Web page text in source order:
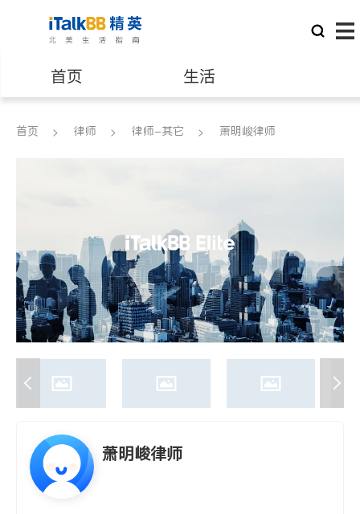
首页 生活
医生 律师
养老 非盈利组织
首页 律师 律师-其它 萧明峻律师
萧明峻律师